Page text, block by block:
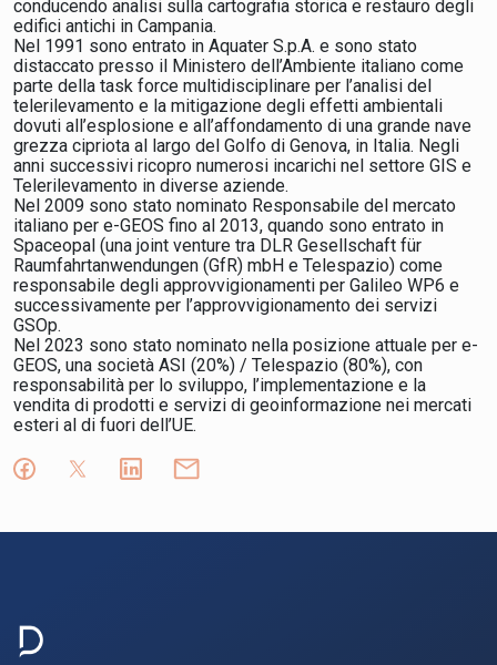
conducendo analisi sulla cartografia storica e restauro degli
edifici antichi in Campania.
Nel 1991 sono entrato in Aquater S.p.A. e sono stato
distaccato presso il Ministero dell’Ambiente italiano come
parte della task force multidisciplinare per l’analisi del
telerilevamento e la mitigazione degli effetti ambientali
dovuti all’esplosione e all’affondamento di una grande nave
grezza cipriota al largo del Golfo di Genova, in Italia. Negli
anni successivi ricopro numerosi incarichi nel settore GIS e
Telerilevamento in diverse aziende.
Nel 2009 sono stato nominato Responsabile del mercato
italiano per e-GEOS fino al 2013, quando sono entrato in
Spaceopal (una joint venture tra DLR Gesellschaft für
Raumfahrtanwendungen (GfR) mbH e Telespazio) come
responsabile degli approvvigionamenti per Galileo WP6 e
successivamente per l’approvvigionamento dei servizi
GSOp.
Nel 2023 sono stato nominato nella posizione attuale per e-
GEOS, una società ASI (20%) / Telespazio (80%), con
responsabilità per lo sviluppo, l’implementazione e la
vendita di prodotti e servizi di geoinformazione nei mercati
esteri al di fuori dell’UE.